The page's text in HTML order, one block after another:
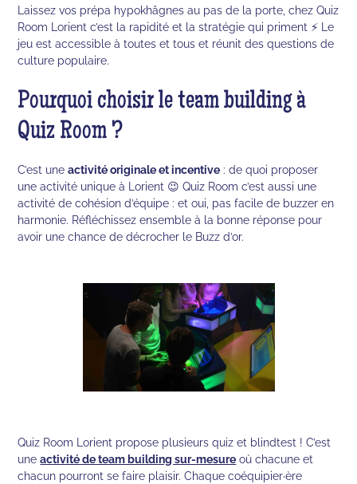
Laissez vos prépa hypokhâgnes au pas de la porte, chez Quiz
Room Lorient c’est la rapidité et la stratégie qui priment ⚡ Le
jeu est accessible à toutes et tous et réunit des questions de
culture populaire.
Pourquoi choisir le team building à
Quiz Room ?
C’est uneactivité originale et incentive : de quoi proposer
une activité unique à Lorient 😉 Quiz Room c’est aussi une
activité de cohésion d’équipe : et oui, pas facile de buzzer en
harmonie. Réfléchissez ensemble à la bonne réponse pour
avoir une chance de décrocher le Buzz d’or.
Quiz Room Lorient propose plusieurs quiz et blindtest ! C’est
uneactivité de team building sur-mesure où chacune et
chacun pourront se faire plaisir. Chaque coéquipier·ère